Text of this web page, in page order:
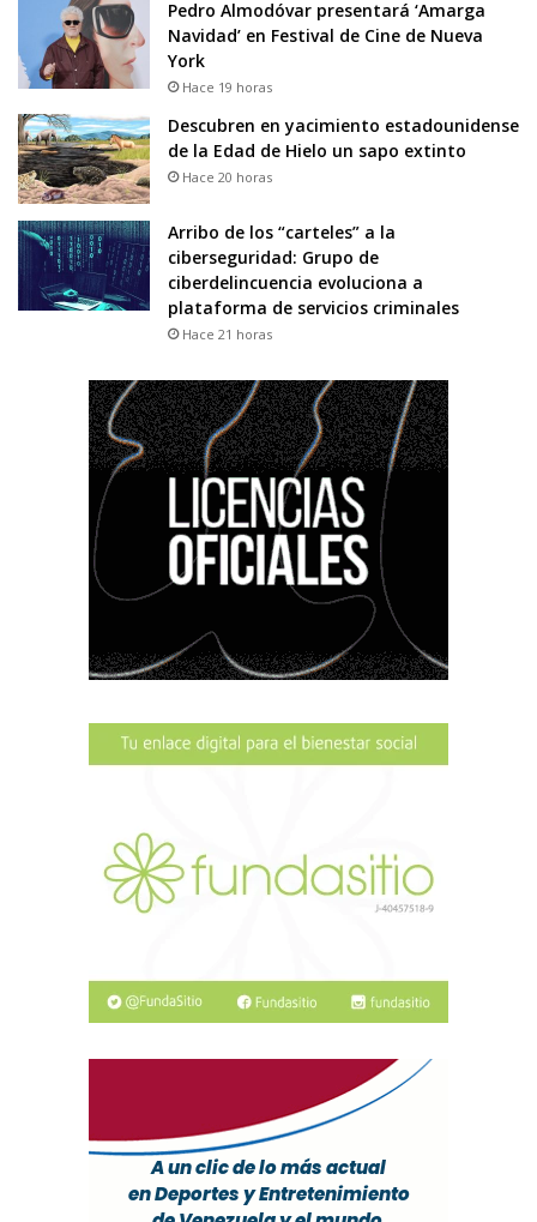
Pedro Almodóvar presentará ‘Amarga
Navidad’ en Festival de Cine de Nueva
York
Hace 19 horas
Descubren en yacimiento estadounidense
de la Edad de Hielo un sapo extinto
Hace 20 horas
Arribo de los “carteles” a la
ciberseguridad: Grupo de
ciberdelincuencia evoluciona a
plataforma de servicios criminales
Hace 21 horas